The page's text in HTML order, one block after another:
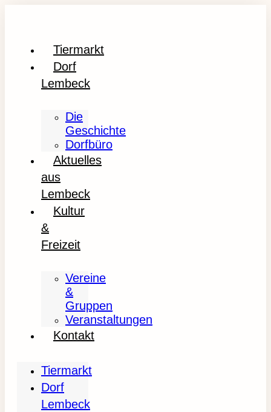
Tiermarkt
Dorf
Lembeck
Die
Geschichte
Dorfbüro
Aktuelles
aus
Lembeck
Kultur
&
Freizeit
Vereine
&
Gruppen
Veranstaltungen
Kontakt
Tiermarkt
Dorf
Lembeck